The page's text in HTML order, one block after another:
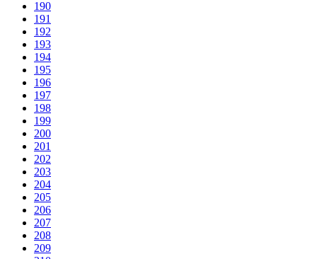
190
191
192
193
194
195
196
197
198
199
200
201
202
203
204
205
206
207
208
209